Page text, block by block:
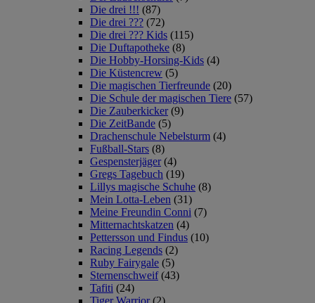
Die drei !!! (87)
Die drei ??? (72)
Die drei ??? Kids (115)
Die Duftapotheke (8)
Die Hobby-Horsing-Kids (4)
Die Küstencrew (5)
Die magischen Tierfreunde (20)
Die Schule der magischen Tiere (57)
Die Zauberkicker (9)
Die ZeitBande (5)
Drachenschule Nebelsturm (4)
Fußball-Stars (8)
Gespensterjäger (4)
Gregs Tagebuch (19)
Lillys magische Schuhe (8)
Mein Lotta-Leben (31)
Meine Freundin Conni (7)
Mitternachtskatzen (4)
Pettersson und Findus (10)
Racing Legends (2)
Ruby Fairygale (5)
Sternenschweif (43)
Tafiti (24)
Tiger Warrior (2)